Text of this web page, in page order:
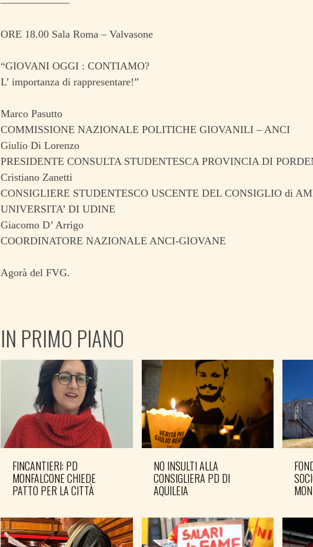
——————–
ORE 18.00 Sala Roma – Valvasone
“GIOVANI OGGI : CONTIAMO?
L’ importanza di rappresentare!”
Marco Pasutto
COMMISSIONE NAZIONALE POLITICHE GIOVANILI – ANCI
Giulio Di Lorenzo
PRESIDENTE CONSULTA STUDENTESCA PROVINCIA DI
Cristiano Zanetti
CONSIGLIERE STUDENTESCO USCENTE DEL CONSIGLIO di
UNIVERSITA’ DI UDINE
Giacomo D’ Arrigo
COORDINATORE NAZIONALE ANCI-GIOVANE
Agorà del FVG.
IN PRIMO PIANO
FINCANTIERI: PD
MONFALCONE CHIEDE
PATTO PER LA CITTÀ
NO INSULTI ALLA
CONSIGLIERA PD DI
AQUILEIA